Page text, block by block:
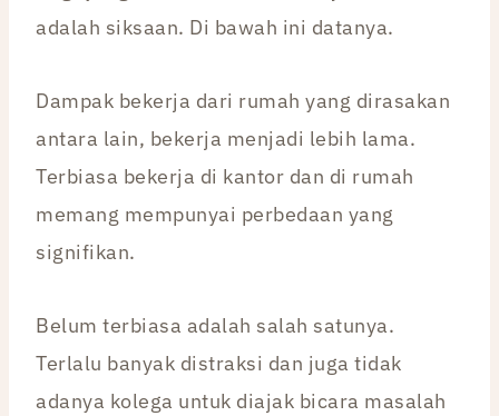
adalah siksaan. Di bawah ini datanya.
Dampak bekerja dari rumah yang dirasakan
antara lain, bekerja menjadi lebih lama.
Terbiasa bekerja di kantor dan di rumah
memang mempunyai perbedaan yang
signifikan.
Belum terbiasa adalah salah satunya.
Terlalu banyak distraksi dan juga tidak
adanya kolega untuk diajak bicara masalah